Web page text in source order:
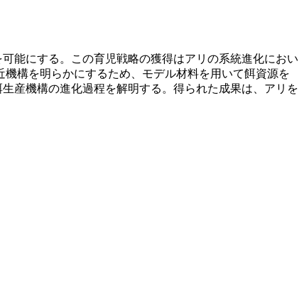
能にする。この育児戦略の獲得はアリの系統進化におい
構を明らかにするため、モデル材料を用いて餌資源を
産機構の進化過程を解明する。得られた成果は、アリを